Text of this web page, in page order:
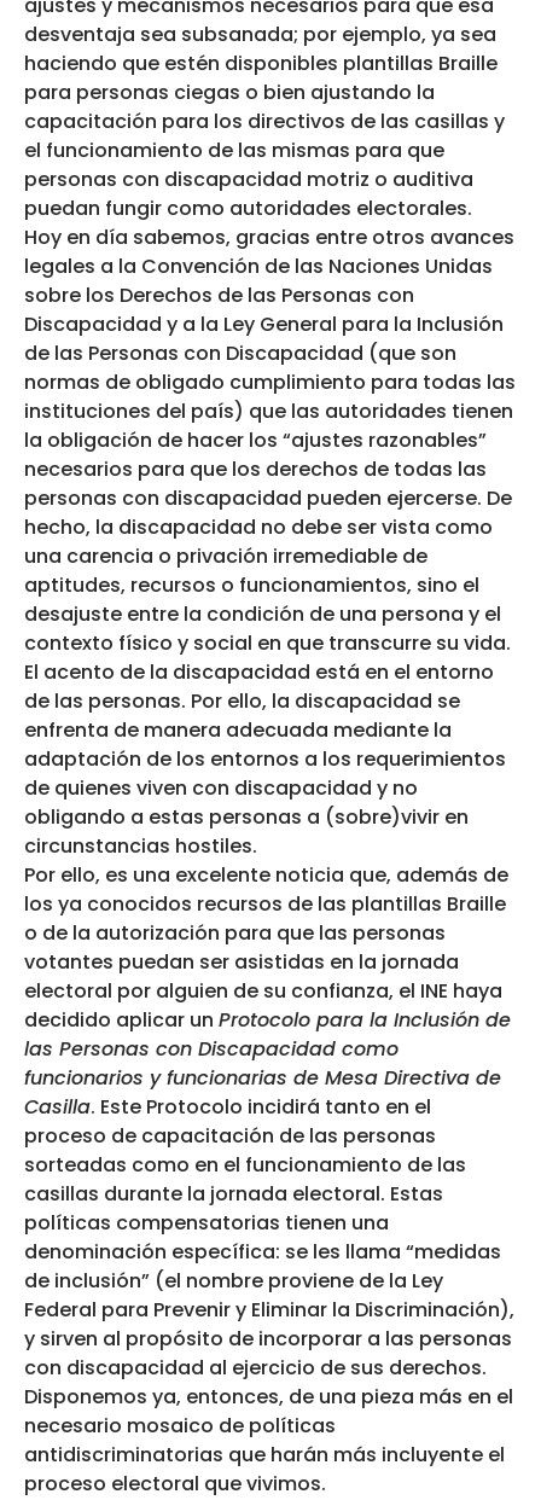
ajustes y mecanismos necesarios para que esa
desventaja sea subsanada; por ejemplo, ya sea
haciendo que estén disponibles plantillas Braille
para personas ciegas o bien ajustando la
capacitación para los directivos de las casillas y
el funcionamiento de las mismas para que
personas con discapacidad motriz o auditiva
puedan fungir como autoridades electorales.
Hoy en día sabemos, gracias entre otros avances
legales a la Convención de las Naciones Unidas
sobre los Derechos de las Personas con
Discapacidad y a la Ley General para la Inclusión
de las Personas con Discapacidad (que son
normas de obligado cumplimiento para todas las
instituciones del país) que las autoridades tienen
la obligación de hacer los “ajustes razonables”
necesarios para que los derechos de todas las
personas con discapacidad pueden ejercerse. De
hecho, la discapacidad no debe ser vista como
una carencia o privación irremediable de
aptitudes, recursos o funcionamientos, sino el
desajuste entre la condición de una persona y el
contexto físico y social en que transcurre su vida.
El acento de la discapacidad está en el entorno
de las personas. Por ello, la discapacidad se
enfrenta de manera adecuada mediante la
adaptación de los entornos a los requerimientos
de quienes viven con discapacidad y no
obligando a estas personas a (sobre)vivir en
circunstancias hostiles.
Por ello, es una excelente noticia que, además de
los ya conocidos recursos de las plantillas Braille
o de la autorización para que las personas
votantes puedan ser asistidas en la jornada
electoral por alguien de su confianza, el INE haya
decidido aplicar un Protocolo para la Inclusión de
las Personas con Discapacidad como
funcionarios y funcionarias de Mesa Directiva de
Casilla. Este Protocolo incidirá tanto en el
proceso de capacitación de las personas
sorteadas como en el funcionamiento de las
casillas durante la jornada electoral. Estas
políticas compensatorias tienen una
denominación específica: se les llama “medidas
de inclusión” (el nombre proviene de la Ley
Federal para Prevenir y Eliminar la Discriminación),
y sirven al propósito de incorporar a las personas
con discapacidad al ejercicio de sus derechos.
Disponemos ya, entonces, de una pieza más en el
necesario mosaico de políticas
antidiscriminatorias que harán más incluyente el
proceso electoral que vivimos.